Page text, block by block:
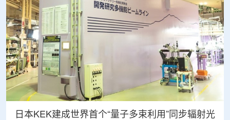
日本KEK建成世界首个“量子多束利用”同步辐射光